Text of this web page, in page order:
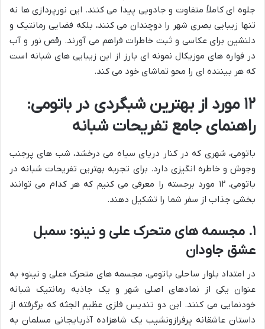
جلوه ای کاملاً متفاوت و جادویی پیدا می کنند. این نورپردازی ها نه
تنها زیبایی بصری شهر را دوچندان می کنند، بلکه فضایی رمانتیک و
دلنشین برای عکاسی و ثبت خاطرات فراهم می آورند. رقص نور و آب
در فواره های موزیکال نمونه ای بارز از این زیبایی های شبانه است
که هر بیننده ای را محو تماشای خود می کند.
۱۲ مورد از بهترین شبگردی در باتومی:
راهنمای جامع تفریحات شبانه
باتومی، شهری که در کنار دریای سیاه می درخشد، شب های پرجنب
وجوش و خاطره انگیزی دارد. برای تجربه بهترین تفریحات شبانه در
باتومی، ۱۲ مورد برجسته را معرفی می کنیم که هر کدام می توانند
بخشی جذاب از سفر شما را تشکیل دهند.
۱. مجسمه های متحرک علی و نینو: سمبل
عشق جاودان
در امتداد بلوار ساحلی باتومی، مجسمه های متحرک «علی و نینو» به
عنوان یکی از نمادهای اصلی شهر و یک جاذبه رمانتیک شبانه
خودنمایی می کنند. این دو تندیس فلزی عظیم الجثه که برگرفته از
داستان عاشقانه پرفرازونشیب یک شاهزاده آذربایجانی مسلمان به